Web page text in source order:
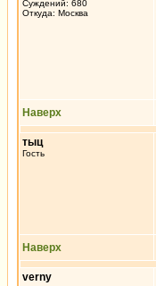
Суждений: 680
Откуда: Москва
Наверх
тыц
Гость
Наверх
verny